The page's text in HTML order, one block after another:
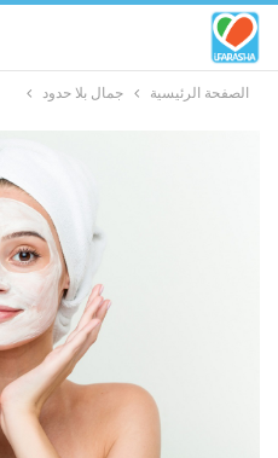
الصفحة الرئيسية جمال بلا حدود